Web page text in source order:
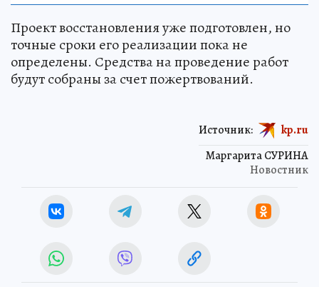
Проект восстановления уже подготовлен, но
точные сроки его реализации пока не
определены. Средства на проведение работ
будут собраны за счет пожертвований.
Маргарита СУРИНА
Новостник
Источник: kp.ru